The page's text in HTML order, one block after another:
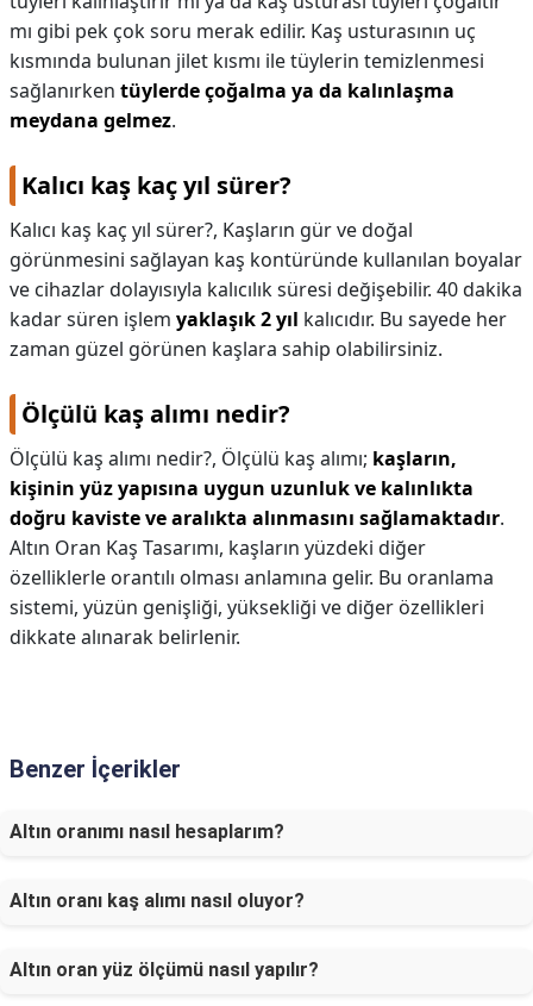
mı gibi pek çok soru merak edilir. Kaş usturasının uç
kısmında bulunan jilet kısmı ile tüylerin temizlenmesi
sağlanırken tüylerde çoğalma ya da kalınlaşma
meydana gelmez.
Kalıcı kaş kaç yıl sürer?
Kalıcı kaş kaç yıl sürer?, Kaşların gür ve doğal
görünmesini sağlayan kaş kontüründe kullanılan boyalar
ve cihazlar dolayısıyla kalıcılık süresi değişebilir. 40 dakika
kadar süren işlem yaklaşık 2 yıl kalıcıdır. Bu sayede her
zaman güzel görünen kaşlara sahip olabilirsiniz.
Ölçülü kaş alımı nedir?
Ölçülü kaş alımı nedir?, Ölçülü kaş alımı; kaşların,
kişinin yüz yapısına uygun uzunluk ve kalınlıkta
doğru kaviste ve aralıkta alınmasını sağlamaktadır.
Altın Oran Kaş Tasarımı, kaşların yüzdeki diğer
özelliklerle orantılı olması anlamına gelir. Bu oranlama
sistemi, yüzün genişliği, yüksekliği ve diğer özellikleri
dikkate alınarak belirlenir.
Benzer İçerikler
Altın oranımı nasıl hesaplarım?
Altın oranı kaş alımı nasıl oluyor?
Altın oran yüz ölçümü nasıl yapılır?